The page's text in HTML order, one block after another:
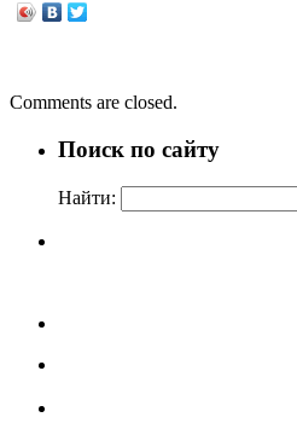
Comments are closed.
Поиск по сайту
Найти: